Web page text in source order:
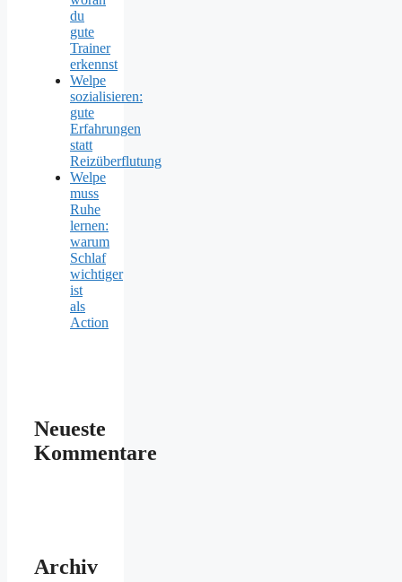
du
gute
Trainer
erkennst
Welpe
sozialisieren:
gute
Erfahrungen
statt
Reizüberflutung
Welpe
muss
Ruhe
lernen:
warum
Schlaf
wichtiger
ist
als
Action
Neueste
Kommentare
Archiv